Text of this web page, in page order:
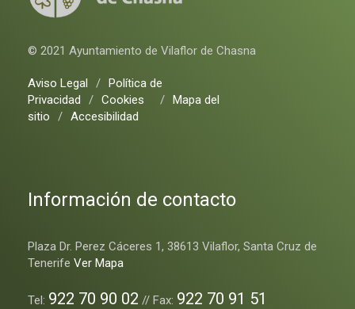
© 2021 Ayuntamiento de Vilaflor de Chasna
Aviso Legal / Política de
Privacidad
/ Cookies / Mapa del
sitio
/ Accesibilidad
Información de contacto
Plaza Dr. Perez Cáceres 1, 38613 Vilaflor, Santa Cruz de
Tenerife Ver Mapa
Tel: 922 70 90 02 // Fax: 922 70 91 51